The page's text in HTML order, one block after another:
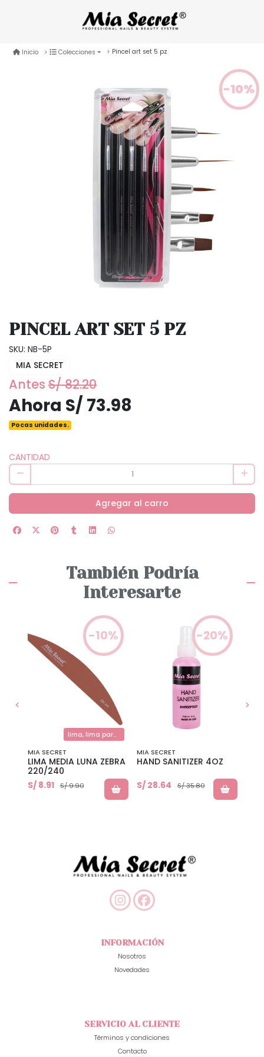
Inicio Colecciones Pincel art set 5 pz
-10%
PINCEL ART SET 5 PZ
SKU: NB-5P
MIA SECRET
Antes S/ 82.20
Ahora S/ 73.98
Pocas unidades.
CANTIDAD
Agregar al carro
También Podría
Interesarte
-10%
lima, lima para uñas, limas uña natural
MIA SECRET
LIMA MEDIA LUNA ZEBRA
220/240
S/ 8.91
S/ 9.90
-20%
MIA SECRET
HAND SANITIZER 4OZ
S/ 28.64
S/ 35.80
INFORMACIÓN
Nosotros
Novedades
SERVICIO AL CLIENTE
Términos y condiciones
Contacto